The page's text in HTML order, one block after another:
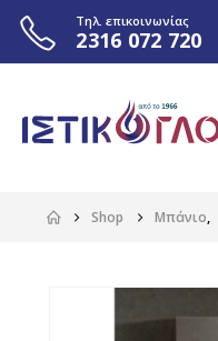
Τηλ. επικοινωνίας
2316 072 720
Shop Μπάνιο,